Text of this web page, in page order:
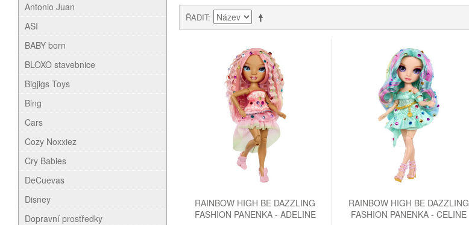
ŘADIT
RAINBOW HIGH BE DAZZLING
FASHION PANENKA - ADELINE
RAINBOW HIGH BE DAZZLING
FASHION PANENKA - CELINE
Antonio Juan
ASI
BABY born
BLOXO stavebnice
Bigjigs Toys
Bing
Cars
Cozy Noxxiez
Cry Babies
DeCuevas
Disney
Dopravní prostředky